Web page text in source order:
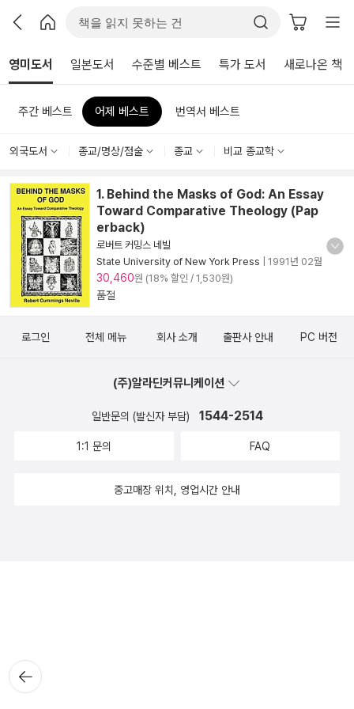
영미도서 일본도서 수준별 베스트 특가 도서 새로나온 책
주간 베스트 어제 베스트 번역서 베스트
외국도서 종교/명상/점술 종교 비교 종교학
1. Behind the Masks of God: An Essay
Toward Comparative Theology (Pap
erback)
로버트 커밍스 네빌
State University of New York Press
1991년 02월
30,460원 (18% 할인 / 1,530원)
품절
뒤로가
기
로그인 전체 메뉴 회사 소개 출판사 안내 PC 버전
(주)알라딘커뮤니케이션
일반문의 (발신자 부담) 1544-2514
1:1 문의 FAQ
중고매장 위치, 영업시간 안내